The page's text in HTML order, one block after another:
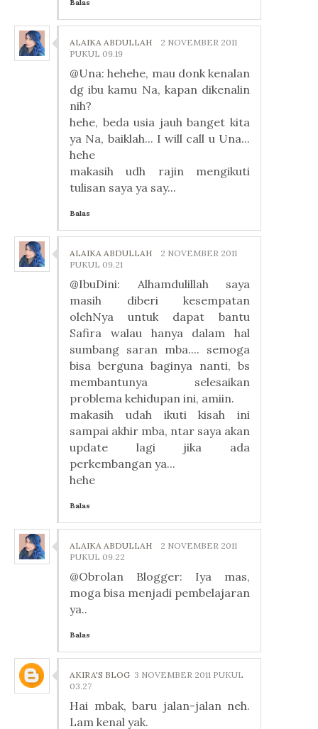
Balas
ALAIKA ABDULLAH
2 NOVEMBER 2011
PUKUL 09.19
@Una: hehehe, mau donk kenalan
dg ibu kamu Na, kapan dikenalin
nih?
hehe, beda usia jauh banget kita
ya Na, baiklah... I will call u Una...
hehe
makasih udh rajin mengikuti
tulisan saya ya say...
Balas
ALAIKA ABDULLAH
2 NOVEMBER 2011
PUKUL 09.21
@IbuDini: Alhamdulillah saya
masih diberi kesempatan
olehNya untuk dapat bantu
Safira walau hanya dalam hal
sumbang saran mba.... semoga
bisa berguna baginya nanti, bs
membantunya selesaikan
problema kehidupan ini, amiin.
makasih udah ikuti kisah ini
sampai akhir mba, ntar saya akan
update lagi jika ada
perkembangan ya...
hehe
Balas
ALAIKA ABDULLAH
2 NOVEMBER 2011
PUKUL 09.22
@Obrolan Blogger: Iya mas,
moga bisa menjadi pembelajaran
ya..
Balas
AKIRA'S BLOG 3 NOVEMBER 2011 PUKUL
03.27
Hai mbak, baru jalan-jalan neh.
Lam kenal yak.